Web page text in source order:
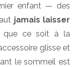
enfant — des
jamais laisser
, que ce soit à la
glisse et
le sommeil est